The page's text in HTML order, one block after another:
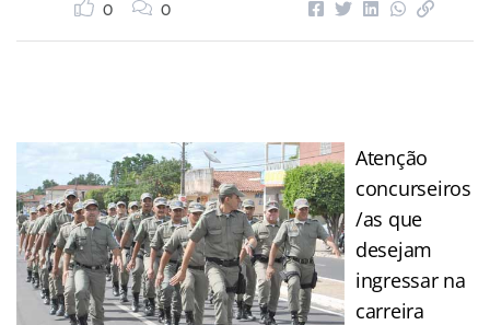
0 0
Atenção
concurseiros
/as que
desejam
ingressar na
carreira